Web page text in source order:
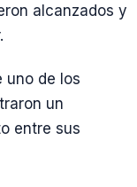
alcanzados y
uno de los
un
entre sus